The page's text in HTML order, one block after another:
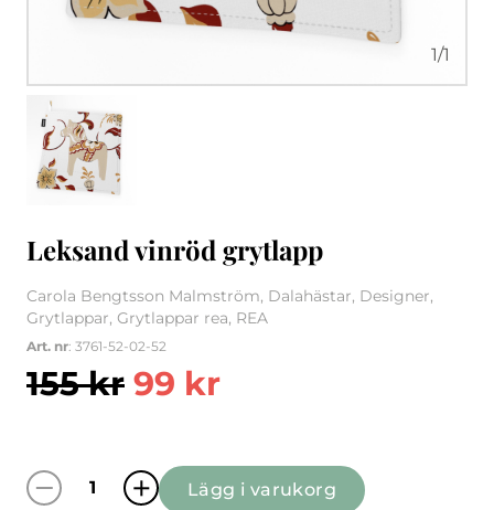
1/1
Leksand vinröd grytlapp
Carola Bengtsson Malmström, Dalahästar, Designer,
Grytlappar, Grytlappar rea, REA
Art. nr: 3761-52-02-52
155kr 99 kr
Leksand vinröd grytlapp quantity
Lägg i varukorg